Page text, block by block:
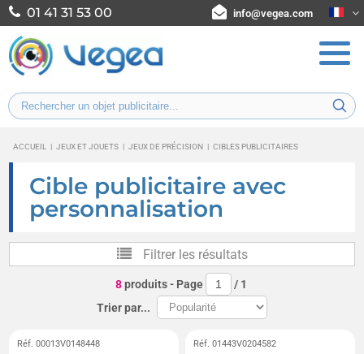
01 41 31 53 00 info@vegea.com
ACCUEIL | JEUX ET JOUETS | JEUX DE PRÉCISION | CIBLES PUBLICITAIRES
Cible publicitaire avec
personnalisation
Filtrer les résultats
8produits- Page / 1
Trier par...
Réf. 00013V0148448 Réf. 01443V0204582